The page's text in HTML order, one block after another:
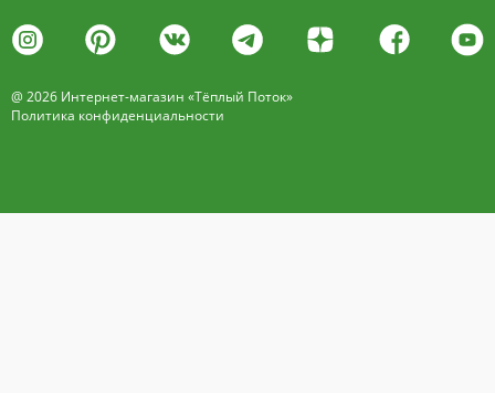
@ 2026 Интернет-магазин «Тёплый Поток»
Политика конфиденциальности